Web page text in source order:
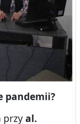
pandemii?
przyal.